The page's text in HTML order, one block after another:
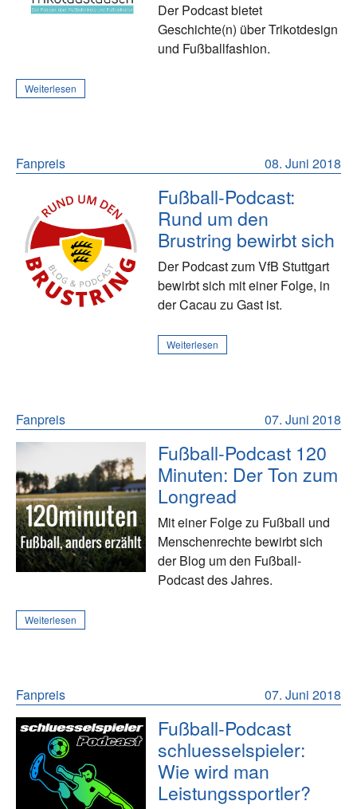
Der Podcast bietet
Geschichte(n) über Trikotdesign
und Fußballfashion.
Weiterlesen
08. Juni 2018
Fanpreis
Fußball-Podcast:
Rund um den
Brustring bewirbt sich
Der Podcast zum VfB Stuttgart
bewirbt sich mit einer Folge, in
der Cacau zu Gast ist.
Weiterlesen
07. Juni 2018
Fanpreis
Fußball-Podcast 120
Minuten: Der Ton zum
Longread
Mit einer Folge zu Fußball und
Menschenrechte bewirbt sich
der Blog um den Fußball-
Podcast des Jahres.
Weiterlesen
07. Juni 2018
Fanpreis
Fußball-Podcast
schluesselspieler:
Wie wird man
Leistungssportler?